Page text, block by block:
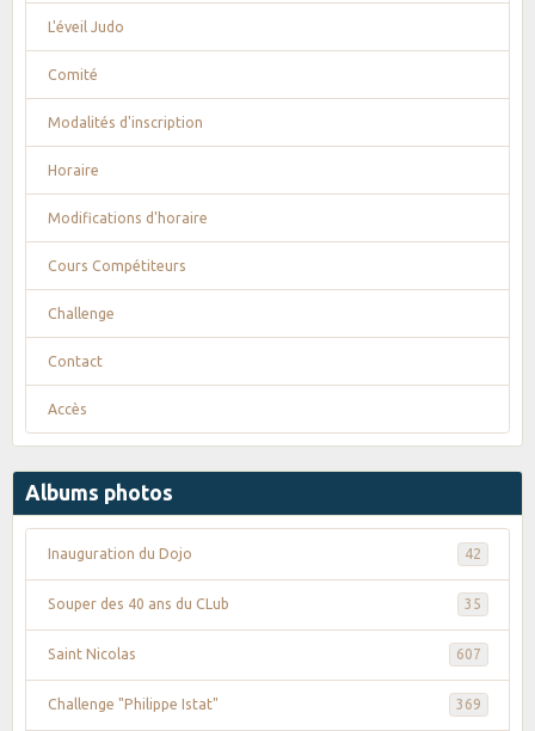
L'éveil Judo
Comité
Modalités d'inscription
Horaire
Modifications d'horaire
Cours Compétiteurs
Challenge
Contact
Accès
Albums photos
Inauguration du Dojo 42
Souper des 40 ans du CLub 35
Saint Nicolas 607
Challenge "Philippe Istat" 369